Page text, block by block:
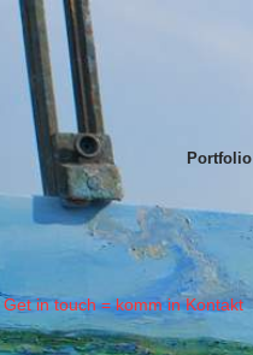
Portfolio
Get in touch = komm in Kontakt